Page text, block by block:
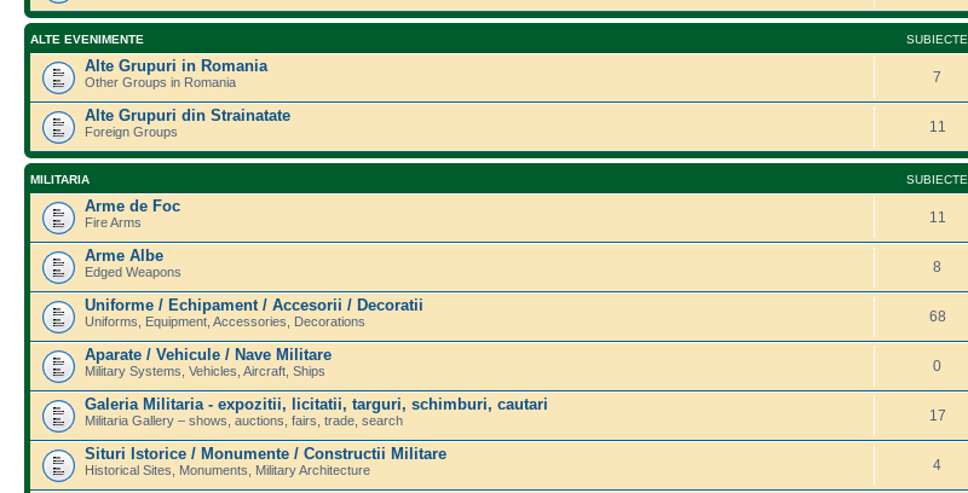
ALTE EVENIMENTE SUBIECTE
Alte Grupuri in Romania
Other Groups in Romania 7
Alte Grupuri din Strainatate
Foreign Groups 11
MILITARIA SUBIECTE
Arme de Foc
Fire Arms 11
Arme Albe
Edged Weapons 8
Uniforme / Echipament / Accesorii / Decoratii
Uniforms, Equipment, Accessories, Decorations 68
Aparate / Vehicule / Nave Militare
Military Systems, Vehicles, Aircraft, Ships 0
Galeria Militaria - expozitii, licitatii, targuri, schimburi, cautari
Militaria Gallery – shows, auctions, fairs, trade, search 17
Situri Istorice / Monumente / Constructii Militare
Historical Sites, Monuments, Military Architecture 4